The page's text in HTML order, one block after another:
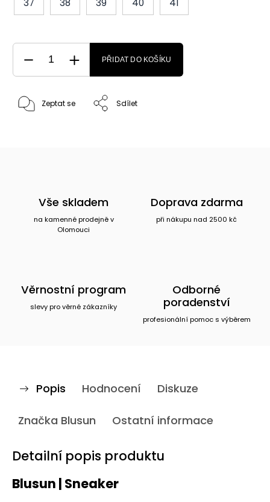
37
38 39 40 41
PŘIDAT DO KOŠÍKU
Zeptat se Sdílet
Vše skladem
na kamenné prodejně v
Olomouci
Doprava zdarma
při nákupu nad 2500 kč
Věrnostní program
slevy pro věrné zákazníky
Odborné
poradenství
profesionální pomoc s výběrem
Popis Hodnocení Diskuze
Značka Blusun Ostatní informace
Detailní popis produktu
Blusun | Sneaker